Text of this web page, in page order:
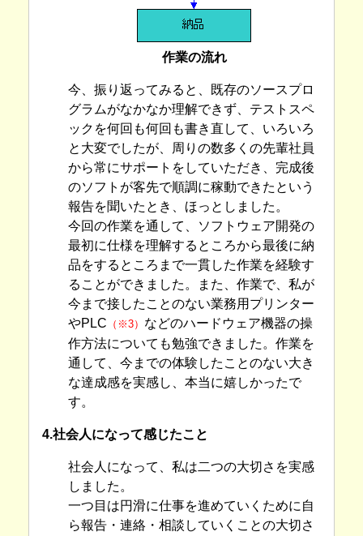
作業の流れ
今、振り返ってみると、既存のソースプロ
グラムがなかなか理解できず、テストスペ
ックを何回も何回も書き直して、いろいろ
と大変でしたが、周りの数多くの先輩社員
から常にサポートをしていただき、完成後
のソフトが客先で順調に稼動できたという
報告を聞いたとき、ほっとしました。
今回の作業を通して、ソフトウェア開発の
最初に仕様を理解するところから最後に納
品をするところまで一貫した作業を経験す
ることができました。また、作業で、私が
今まで接したことのない業務用プリンター
やPLC （※3） などのハードウェア機器の操
作方法についても勉強できました。作業を
通して、今までの体験したことのない大き
な達成感を実感し、本当に嬉しかったで
す。
4.社会人になって感じたこと
社会人になって、私は二つの大切さを実感
しました。
一つ目は円滑に仕事を進めていくために自
ら報告・連絡・相談していくことの大切さ